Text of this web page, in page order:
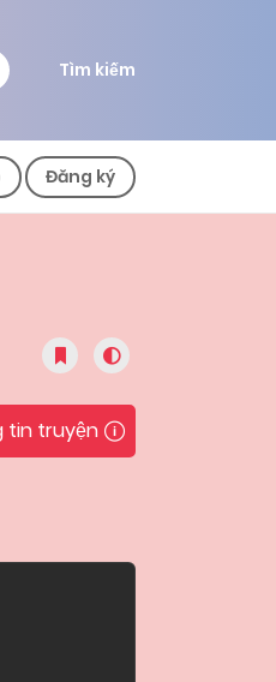
Tìm kiếm
Đăng ký
tin truyện